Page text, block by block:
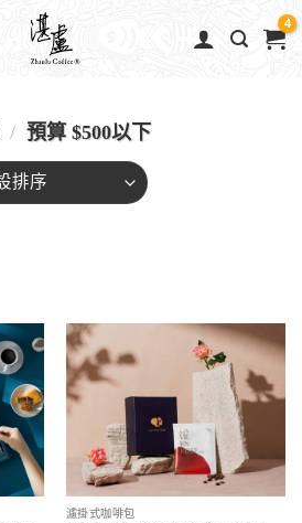
/ 預算 $500以下
濾掛式咖啡包